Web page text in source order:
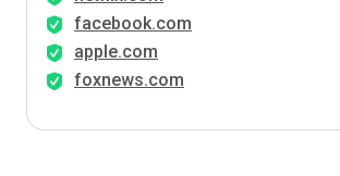
facebook.com
apple.com
foxnews.com